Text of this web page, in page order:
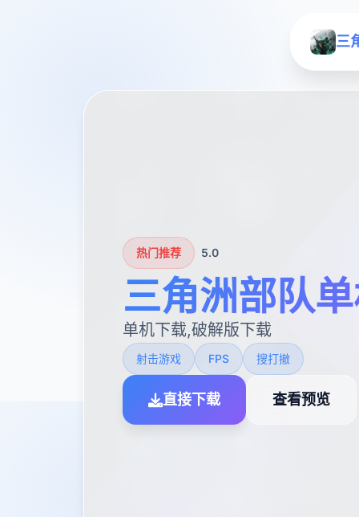
三
热门推荐 5.0
三角洲部队
单机下载,破解版下载
射击游戏 FPS 搜打撤
直接下载 查看预览